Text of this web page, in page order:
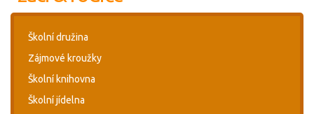
Školní družina
Zájmové kroužky
Školní knihovna
Školní jídelna